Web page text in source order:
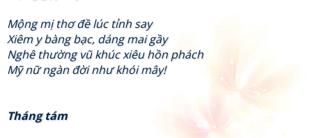
Mộng mị thơ đề lúc tỉnh say
Xiêm y bàng bạc, dáng mai gầy
Nghê thường vũ khúc xiêu hồn phách
Mỹ nữ ngàn đời như khói mây!
Tháng tám